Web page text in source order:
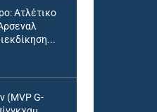
Ατλέτικο
(MVP G-